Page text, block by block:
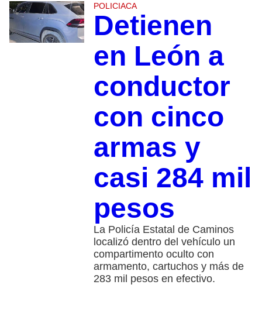
POLICIACA
Detienen
en León a
conductor
con cinco
armas y
casi 284 mil
pesos
La Policía Estatal de Caminos
localizó dentro del vehículo un
compartimento oculto con
armamento, cartuchos y más de
283 mil pesos en efectivo.